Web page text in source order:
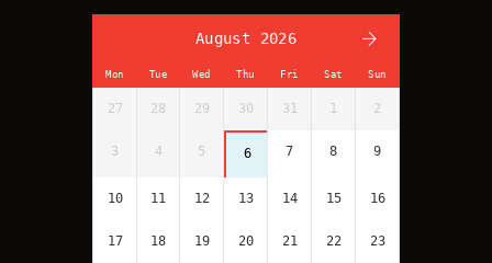
August 2026
Mon Tue Wed Thu Fri Sat Sun
27 28 29 30 31 1 2
3 4 5 6 7 8 9
10 11 12 13 14 15 16
17 18 19 20 21 22 23